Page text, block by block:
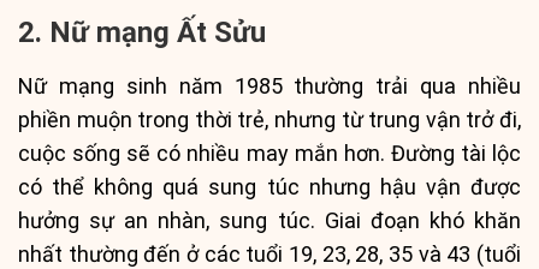
2. Nữ mạng Ất Sửu
Nữ mạng sinh năm 1985 thường trải qua nhiều
phiền muộn trong thời trẻ, nhưng từ trung vận trở đi,
cuộc sống sẽ có nhiều may mắn hơn. Đường tài lộc
có thể không quá sung túc nhưng hậu vận được
hưởng sự an nhàn, sung túc. Giai đoạn khó khăn
nhất thường đến ở các tuổi 19, 23, 28, 35 và 43 (tuổi